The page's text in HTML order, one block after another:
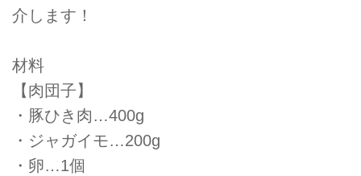
介します！
材料
【肉団子】
・豚ひき肉…400g
・ジャガイモ…200g
・卵…1個